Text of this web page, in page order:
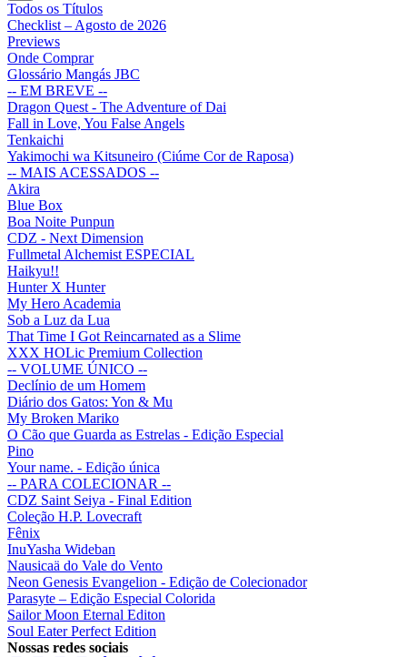
Todos os Títulos
Checklist – Agosto de 2026
Previews
Onde Comprar
Glossário Mangás JBC
-- EM BREVE --
Dragon Quest - The Adventure of Dai
Fall in Love, You False Angels
Tenkaichi
Yakimochi wa Kitsuneiro (Ciúme Cor de Raposa)
-- MAIS ACESSADOS --
Akira
Blue Box
Boa Noite Punpun
CDZ - Next Dimension
Fullmetal Alchemist ESPECIAL
Haikyu!!
Hunter X Hunter
My Hero Academia
Sob a Luz da Lua
That Time I Got Reincarnated as a Slime
XXX HOLic Premium Collection
-- VOLUME ÚNICO --
Declínio de um Homem
Diário dos Gatos: Yon & Mu
My Broken Mariko
O Cão que Guarda as Estrelas - Edição Especial
Pino
Your name. - Edição única
-- PARA COLECIONAR --
CDZ Saint Seiya - Final Edition
Coleção H.P. Lovecraft
Fênix
InuYasha Wideban
Nausicaä do Vale do Vento
Neon Genesis Evangelion - Edição de Colecionador
Parasyte – Edição Especial Colorida
Sailor Moon Eternal Editon
Soul Eater Perfect Edition
Nossas redes sociais